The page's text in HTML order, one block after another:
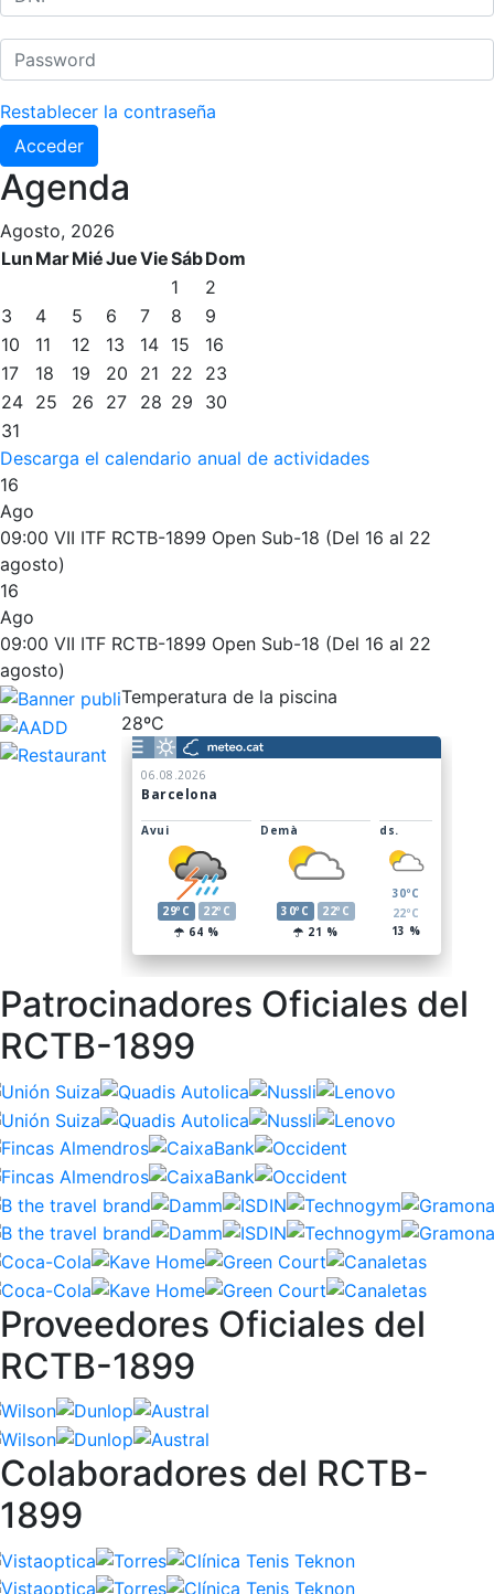
Histórico del Campeonato Social
Normativa
Otros deportes
Área social
Activitats Socials
Salidas culturales
Conferencias e Inspirational Talks
Calendario de Actividades Sociales
Juegos de mesa
Peñas del Club
Wellness Center
Entrenamientos personales
Actividades dirigidas
Restaurantes
El Snack
Patrocinio
Patrocinadores
Publicidad en la Revista
Ventajas sociales
¿Quieres ser Patrocinador del Club?
El Godó del Socio/a
Restablecer la contraseña
Acceder
Agenda
Agosto, 2026
Lun MarMiéJueVieSábDom
1
2
3
4 5 6 7 8
9
10
11 12 13 14 15
16
17
18 19 20 21 22
23
24 25 26 27 28 29
30
31
Descarga el calendario anual de actividades
16
Ago
09:00 VII ITF RCTB-1899 Open Sub-18 (Del 16 al 22
agosto)
16
Ago
09:00 VII ITF RCTB-1899 Open Sub-18 (Del 16 al 22
agosto)
Temperatura de la piscina
28ºC
Patrocinadores Oficiales del
RCTB-1899
Proveedores Oficiales del
RCTB-1899
Colaboradores del RCTB-
1899